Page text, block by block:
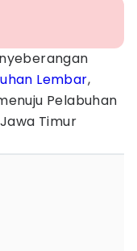
Lembar,
Pelabuhan
Timur